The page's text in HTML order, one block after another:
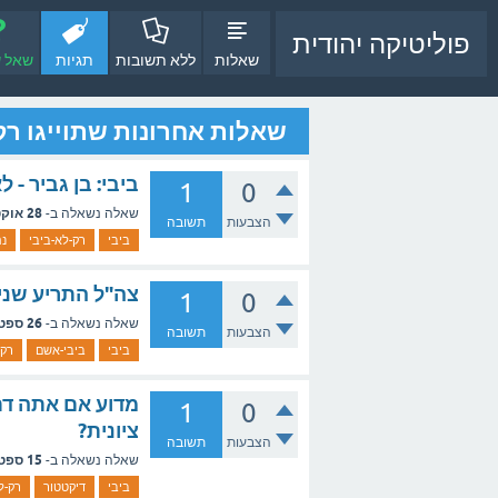
פוליטיקה יהודית
שאלות ללא תשובות תגיות שאל
שאלות אחרונות שתוייגו
0
הצבעות
1
תשובה
ביבי: בן גביר
שאלה נשאלה ב- 28 אוקטובר, 2024
ביבי רק-לא-ביבי
0
הצבעות
1
תשובה
צה"ל התריע
שאלה נשאלה ב- 26 ספטמבר, 2024
ביבי ביבי-אשם
0
הצבעות
1
תשובה
מדוע אם אתה
ציונית?
שאלה נשאלה ב- 15 ספטמבר, 2024
ביבי דיקטטור רק-